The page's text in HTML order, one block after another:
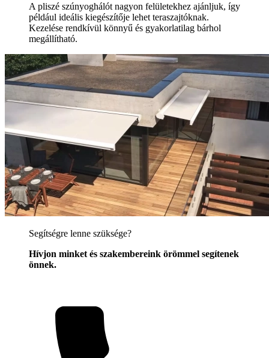
A pliszé szúnyoghálót nagyon felületekhez ajánljuk, így
például ideális kiegészítője lehet teraszajtóknak.
Kezelése rendkívül könnyű és gyakorlatilag bárhol
megállítható.
Segítségre lenne szüksége?
Hívjon minket és szakembereink örömmel segítenek
önnek.